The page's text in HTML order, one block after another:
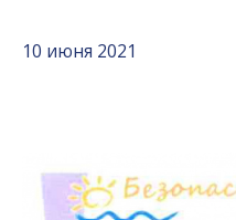
10 июня 2021